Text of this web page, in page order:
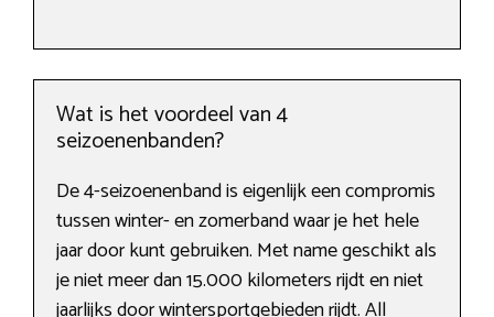
Wat is het voordeel van 4
seizoenenbanden?
De 4-seizoenenband is eigenlijk een compromis
tussen winter- en zomerband waar je het hele
jaar door kunt gebruiken. Met name geschikt als
je niet meer dan 15.000 kilometers rijdt en niet